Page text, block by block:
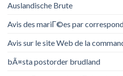
Auslandische Brute
Avis des mariГ©es par
Avis sur le site Web de la
bÃ¤sta postorder brudland